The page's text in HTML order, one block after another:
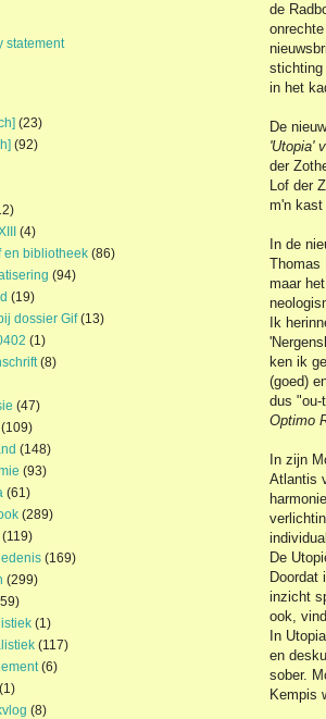
de
stichting
in het
De
'Utopia'
der
Lof der
m'n kast
In de
Thomas
maar
Ik
ken ik
(goed)
dus "ou-
Optimo
In zijn
Atlantis
De
Doordat
inzicht
ook,
In
en
sober.
Kempis
statement
(23)
(92)
(4)
en bibliotheek (86)
(94)
(19)
dossier Gif (13)
(1)
(8)
(47)
(109)
(148)
(93)
(61)
(289)
(119)
(169)
(299)
(1)
(117)
(6)
(1)
(8)